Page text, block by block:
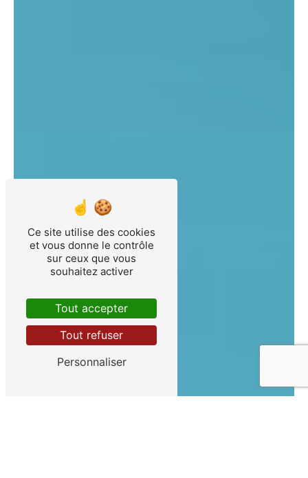
Ce site utilise des cookies
et vous donne le contrôle
sur ceux que vous
souhaitez activer
Tout accepter
Tout refuser
Personnaliser